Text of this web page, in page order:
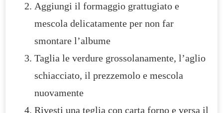
Aggiungi il formaggio grattugiato e
mescola delicatamente per non far
smontare l’albume
Taglia le verdure grossolanamente, l’aglio
schiacciato, il prezzemolo e mescola
nuovamente
Rivesti una teglia con carta forno e versa il